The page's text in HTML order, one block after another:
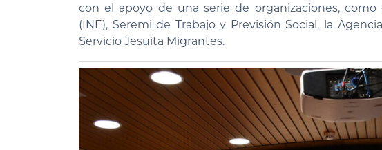
con el apoyo de una serie de organizaciones,
(INE), Seremi de Trabajo y Previsión Social, la
Servicio Jesuita Migrantes.